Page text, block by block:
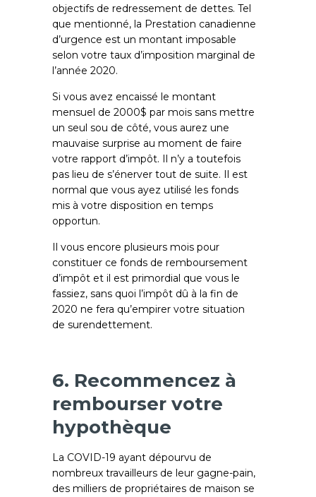
objectifs de redressement de dettes. Tel
que mentionné, la Prestation canadienne
d’urgence est un montant imposable
selon votre taux d’imposition marginal de
l’année 2020.
Si vous avez encaissé le montant
mensuel de 2000$ par mois sans mettre
un seul sou de côté, vous aurez une
mauvaise surprise au moment de faire
votre rapport d’impôt. Il n’y a toutefois
pas lieu de s’énerver tout de suite. Il est
normal que vous ayez utilisé les fonds
mis à votre disposition en temps
opportun.
Il vous encore plusieurs mois pour
constituer ce fonds de remboursement
d’impôt et il est primordial que vous le
fassiez, sans quoi l’impôt dû à la fin de
2020 ne fera qu’empirer votre situation
de surendettement.
6. Recommencez à
rembourser votre
hypothèque
La COVID-19 ayant dépourvu de
nombreux travailleurs de leur gagne-pain,
des milliers de propriétaires de maison se